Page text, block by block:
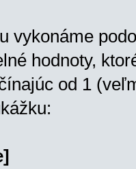
vykonáme
hodnoty,
od 1